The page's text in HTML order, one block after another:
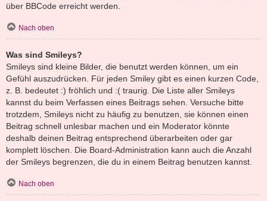
über BBCode erreicht werden.
Nach oben
Was sind Smileys?
Smileys sind kleine Bilder, die benutzt werden können, um ein
Gefühl auszudrücken. Für jeden Smiley gibt es einen kurzen Code,
z. B. bedeutet :) fröhlich und :( traurig. Die Liste aller Smileys
kannst du beim Verfassen eines Beitrags sehen. Versuche bitte
trotzdem, Smileys nicht zu häufig zu benutzen, sie können einen
Beitrag schnell unlesbar machen und ein Moderator könnte
deshalb deinen Beitrag entsprechend überarbeiten oder gar
komplett löschen. Die Board-Administration kann auch die Anzahl
der Smileys begrenzen, die du in einem Beitrag benutzen kannst.
Nach oben